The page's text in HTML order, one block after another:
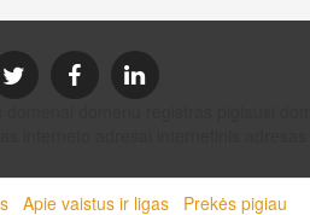
Apie vaistus ir ligas Prekės pigiau